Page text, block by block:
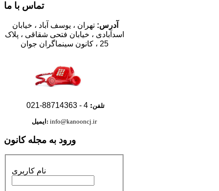
تماس با ما
آدرس: تهران ، یوسف آباد ، خیابان
اسدآبادی ، خیابان فتحی شقاقی ، پلاک
25 ،کانون سینماگران جوان
تلفن:
4 -
88714363-021
ایمیل: info@kanooncj.ir
ورود به مجله کانون
نام کاربری